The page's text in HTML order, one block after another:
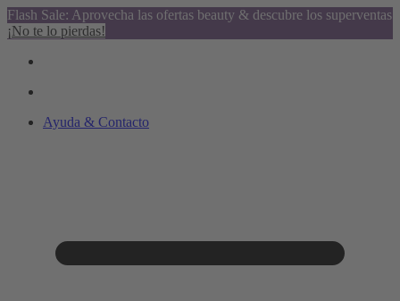
Flash Sale: Aprovecha las ofertas beauty & descubre los superventas
¡No te lo pierdas!
Ayuda & Contacto